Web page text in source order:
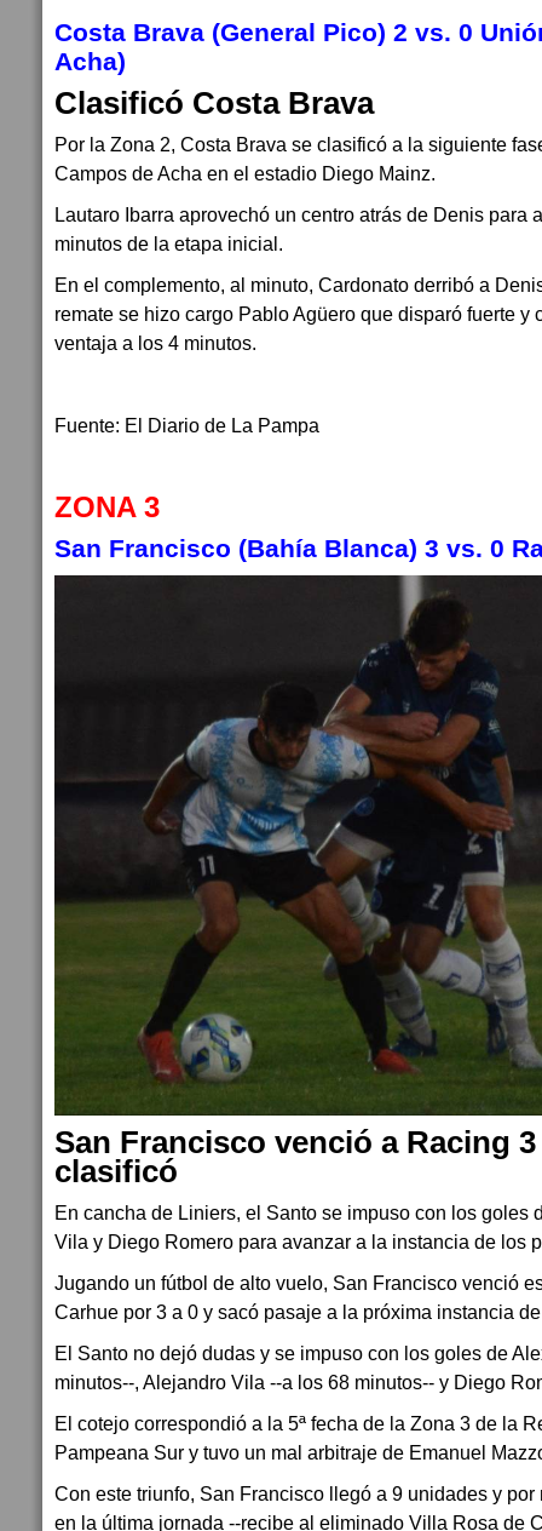
Costa Brava (General Pico) 2 vs. 0
Acha)
Clasificó Costa Brava
Por la Zona 2, Costa Brava se clasificó a la siguiente
Campos de Acha en el estadio Diego Mainz.
Lautaro Ibarra aprovechó un centro atrás de Denis para
minutos de la etapa inicial.
En el complemento, al minuto, Cardonato derribó a
remate se hizo cargo Pablo Agüero que disparó fuerte y
ventaja a los 4 minutos.
Fuente: El Diario de La Pampa
ZONA 3
San Francisco (Bahía Blanca) 3 vs. 0
San Francisco venció a Racing 3
clasificó
En cancha de Liniers, el Santo se impuso con los goles
Vila y Diego Romero para avanzar a la instancia de los
Jugando un fútbol de alto vuelo, San Francisco venció
Carhue por 3 a 0 y sacó pasaje a la próxima instancia
El Santo no dejó dudas y se impuso con los goles de
minutos--, Alejandro Vila --a los 68 minutos-- y Diego
El cotejo correspondió a la 5ª fecha de la Zona 3 de la
Pampeana Sur y tuvo un mal arbitraje de Emanuel
Con este triunfo, San Francisco llegó a 9 unidades y
en la última jornada --recibe al eliminado Villa Rosa de